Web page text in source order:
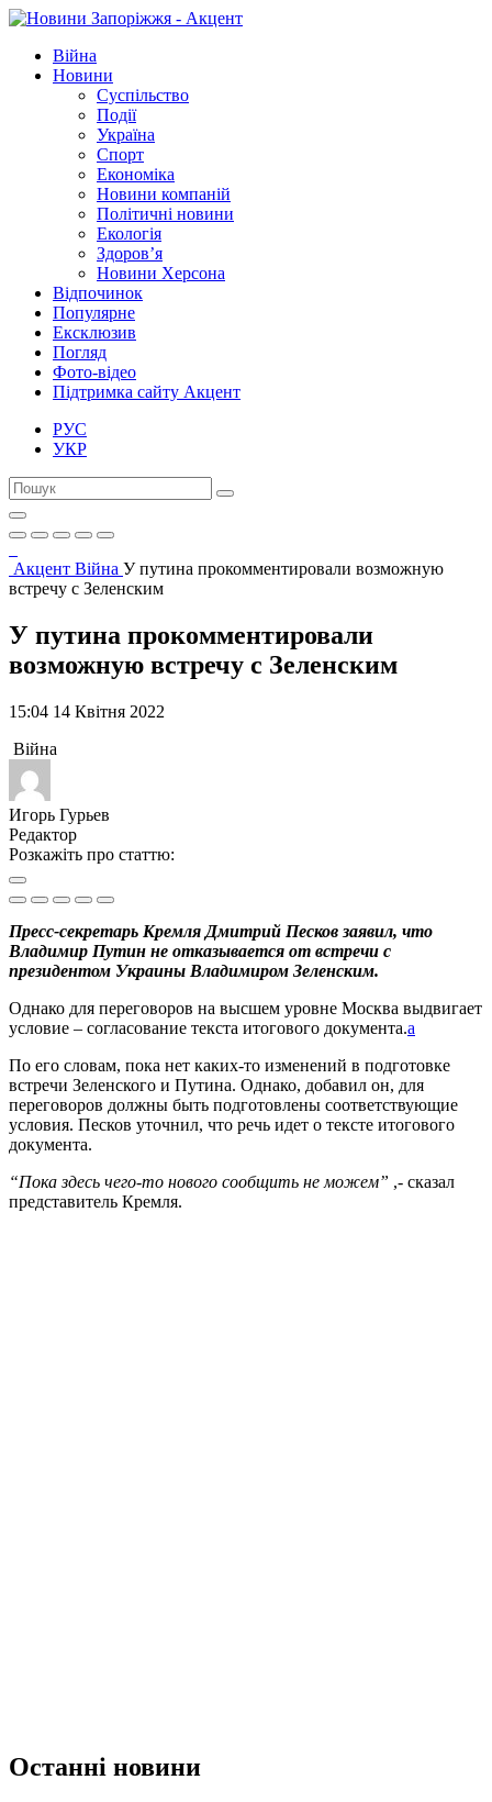
Війна
Новини
Суспільство
Події
Україна
Спорт
Економіка
Новини компаній
Політичні новини
Екологія
Здоров’я
Новини Херсона
Відпочинок
Популярне
Ексклюзив
Погляд
Фото-відео
Підтримка сайту Акцент
РУС
УКР
Акцент Війна У путина прокомментировали возможную
встречу с Зеленским
У путина прокомментировали
возможную встречу с Зеленским
15:04 14 Квітня 2022
Війна
Игорь Гурьев
Редактор
Розкажіть про статтю:
Пресс-секретарь Кремля Дмитрий Песков заявил, что
Владимир Путин не отказывается от встречи с
президентом Украины Владимиром Зеленским.
Однако для переговоров на высшем уровне Москва выдвигает
условие – согласование текста итогового документа.а
По его словам, пока нет каких-то изменений в подготовке
встречи Зеленского и Путина. Однако, добавил он, для
переговоров должны быть подготовлены соответствующие
условия. Песков уточнил, что речь идет о тексте итогового
документа.
“Пока здесь чего-то нового сообщить не можем” ,- сказал
представитель Кремля.
Останні новини